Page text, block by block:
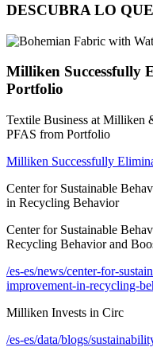
DESCUBRA LO
Milliken Successfully
Portfolio
Textile Business at Milliken
PFAS from Portfolio
Milliken Successfully
Center for Sustainable
in Recycling Behavior
Center for Sustainable
Recycling Behavior and
/es-es/news/center-for-
improvement-in-recycling-
Milliken Invests in Circ
/es-es/data/blogs/